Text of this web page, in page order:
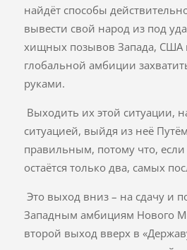
найдёт способы
вывести свой народ из под
хищных позывов Запада, США
глобальной амбиции
руками.
Выходить их этой
ситуацией, выйдя из неё
правильным, потому что, если
остаётся только два, самых
Это выход вниз – на сдачу и
Западным амбициям Нового
второй выход вверх в